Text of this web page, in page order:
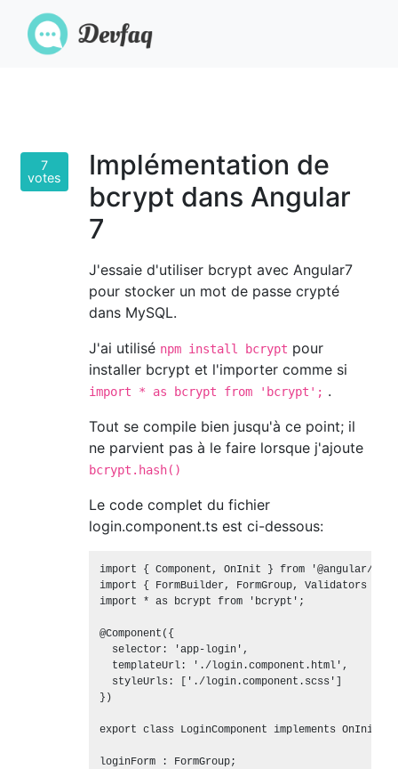
7
votes
Implémentation de
bcrypt dans Angular
7
J'essaie d'utiliser bcrypt avec Angular7
pour stocker un mot de passe crypté
dans MySQL.
J'ai utilisé npm install bcrypt pour
installer bcrypt et l'importer comme si
import * as bcrypt from 'bcrypt'; .
Tout se compile bien jusqu'à ce point; il
ne parvient pas à le faire lorsque j'ajoute
bcrypt.hash()
Le code complet du fichier
login.component.ts est ci-dessous:
import { Component, OnInit } from '@angular/
import { FormBuilder, FormGroup, Validators }
import * as bcrypt from 'bcrypt';
@Component({
  selector: 'app-login',
  templateUrl: './login.component.html',
  styleUrls: ['./login.component.scss']
})
export class LoginComponent implements OnInit {
loginForm : FormGroup;